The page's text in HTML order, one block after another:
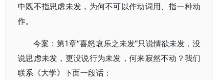
中既不指思虑未发，为何不可以作动词用、指一种动
作。
今案：第1章“喜怒哀乐之未发”只说情欲未发，没
说思虑未发，更没说行为未发，何来寂然不动？我们
联系《大学》下面一段话：